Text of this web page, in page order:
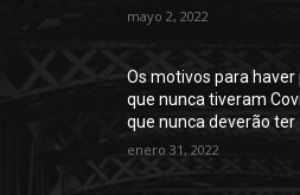
mayo 2, 2022
Os motivos para haver
que nunca tiveram
que nunca deverão ter
enero 31, 2022